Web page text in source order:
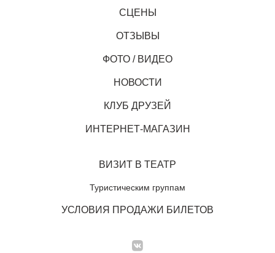
СЦЕНЫ
ОТЗЫВЫ
ФОТО / ВИДЕО
НОВОСТИ
КЛУБ ДРУЗЕЙ
ИНТЕРНЕТ-МАГАЗИН
ВИЗИТ В ТЕАТР
Туристическим группам
УСЛОВИЯ ПРОДАЖИ БИЛЕТОВ